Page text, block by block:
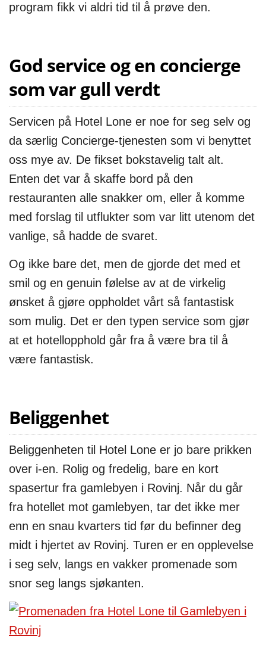
program fikk vi aldri tid til å prøve den.
God service og en concierge
som var gull verdt
Servicen på Hotel Lone er noe for seg selv og
da særlig Concierge-tjenesten som vi benyttet
oss mye av. De fikset bokstavelig talt alt.
Enten det var å skaffe bord på den
restauranten alle snakker om, eller å komme
med forslag til utflukter som var litt utenom det
vanlige, så hadde de svaret.
Og ikke bare det, men de gjorde det med et
smil og en genuin følelse av at de virkelig
ønsket å gjøre oppholdet vårt så fantastisk
som mulig. Det er den typen service som gjør
at et hotellopphold går fra å være bra til å
være fantastisk.
Beliggenhet
Beliggenheten til Hotel Lone er jo bare prikken
over i-en. Rolig og fredelig, bare en kort
spasertur fra gamlebyen i Rovinj. Når du går
fra hotellet mot gamlebyen, tar det ikke mer
enn en snau kvarters tid før du befinner deg
midt i hjertet av Rovinj. Turen er en opplevelse
i seg selv, langs en vakker promenade som
snor seg langs sjøkanten.